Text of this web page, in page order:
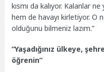
kısmı da kalıyor. Kalanlar
hem de havayı kirletiyor. O
olduğunu bilmeniz lazım.”
“Yaşadığınız ülkeye,
öğrenin”